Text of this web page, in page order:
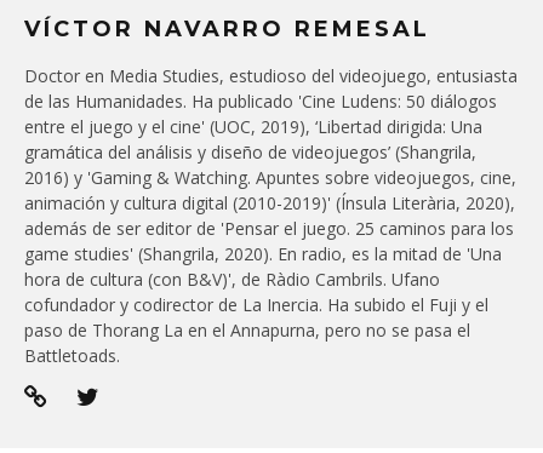
VÍCTOR NAVARRO REMESAL
Doctor en Media Studies, estudioso del videojuego, entusiasta
de las Humanidades. Ha publicado 'Cine Ludens: 50 diálogos
entre el juego y el cine' (UOC, 2019), ‘Libertad dirigida: Una
gramática del análisis y diseño de videojuegos’ (Shangrila,
2016) y 'Gaming & Watching. Apuntes sobre videojuegos, cine,
animación y cultura digital (2010-2019)' (Ínsula Literària, 2020),
además de ser editor de 'Pensar el juego. 25 caminos para los
game studies' (Shangrila, 2020). En radio, es la mitad de 'Una
hora de cultura (con B&V)', de Ràdio Cambrils. Ufano
cofundador y codirector de La Inercia. Ha subido el Fuji y el
paso de Thorang La en el Annapurna, pero no se pasa el
Battletoads.